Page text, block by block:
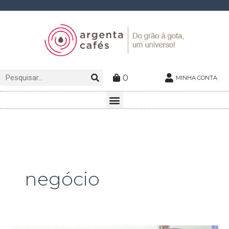
Pesquisar Pesquisar
0 MINHA CONTA
Menu
negócio